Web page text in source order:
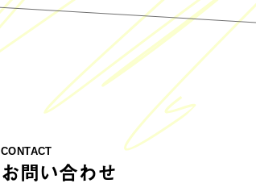
CONTACT
お問い合わせ